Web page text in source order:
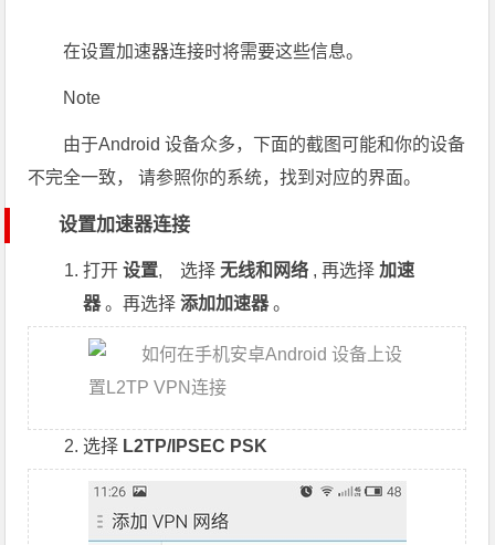
在设置加速器连接时将需要这些信息。
Note
由于Android 设备众多，下面的截图可能和你的设备
不完全一致， 请参照你的系统，找到对应的界面。
设置加速器连接
打开设置, 选择无线和网络 , 再选择加速
器。再选择添加加速器。
选择 L2TP/IPSEC PSK